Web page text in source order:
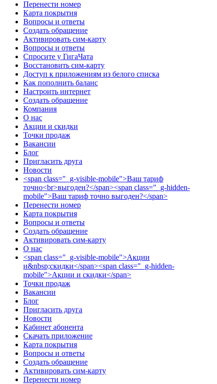
Перенести номер
Карта покрытия
Вопросы и ответы
Создать обращение
Активировать сим-карту
Вопросы и ответы
Спросите у ГигаЧата
Восстановить сим-карту
Доступ к приложениям из белого списка
Как пополнить баланс
Настроить интернет
Создать обращение
Компания
О нас
Акции и скидки
Точки продаж
Вакансии
Блог
Пригласить друга
Новости
<span class="_g-visible-mobile">Ваш тариф
точно<br>выгоден?</span><span class="_g-hidden-
mobile">Ваш тариф точно выгоден?</span>
Перенести номер
Карта покрытия
Вопросы и ответы
Создать обращение
Активировать сим-карту
О нас
<span class="_g-visible-mobile">Акции
и&nbsp;скидки</span><span class="_g-hidden-
mobile">Акции и скидки</span>
Точки продаж
Вакансии
Блог
Пригласить друга
Новости
Кабинет абонента
Скачать приложение
Карта покрытия
Вопросы и ответы
Создать обращение
Активировать сим-карту
Перенести номер